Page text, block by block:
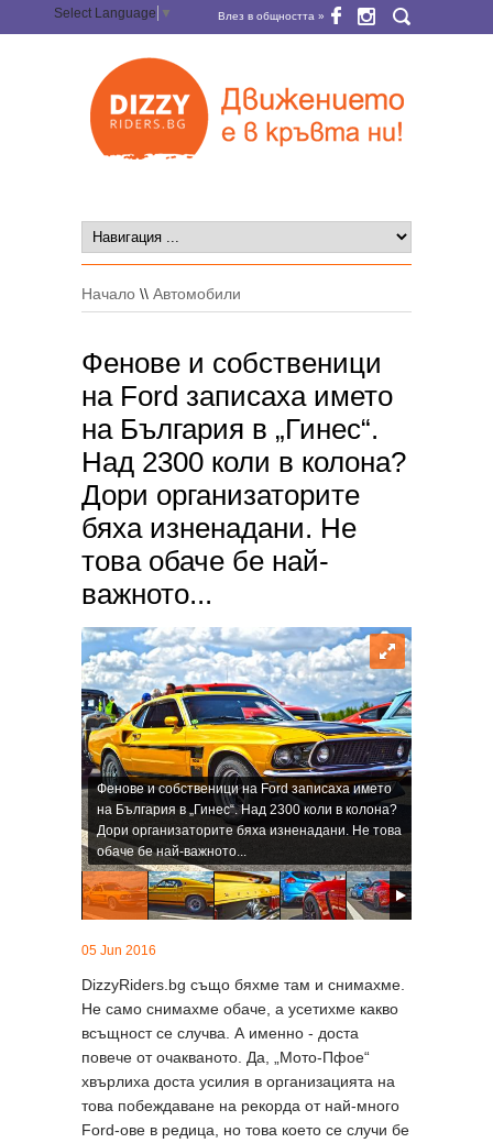
Select Language ▼ Влез в общността »
Начало \\ Автомобили
Фенове и собственици
на Ford записаха името
на България в „Гинес“.
Над 2300 коли в колона?
Дори организаторите
бяха изненадани. Не
това обаче бе най-
важното...
Фенове и собственици на Ford записаха името
на България в „Гинес“. Над 2300 коли в колона?
Дори организаторите бяха изненадани. Не това
обаче бе най-важното...
05 Jun 2016
DizzyRiders.bg също бяхме там и снимахме.
Не само снимахме обаче, а усетихме какво
всъщност се случва. А именно - доста
повече от очакваното. Да, „Мото-Пфое“
хвърлиха доста усилия в организацията на
това побеждаване на рекорда от най-много
Ford-ове в редица, но това което се случи бе